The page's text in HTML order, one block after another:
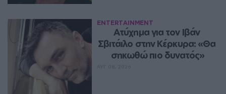
ENTERTAINMENT
Ατύχημα για τον Ιβάν
Σβιτάιλο στην Κέρκυρα: «Θα
σηκωθώ πιο δυνατός»